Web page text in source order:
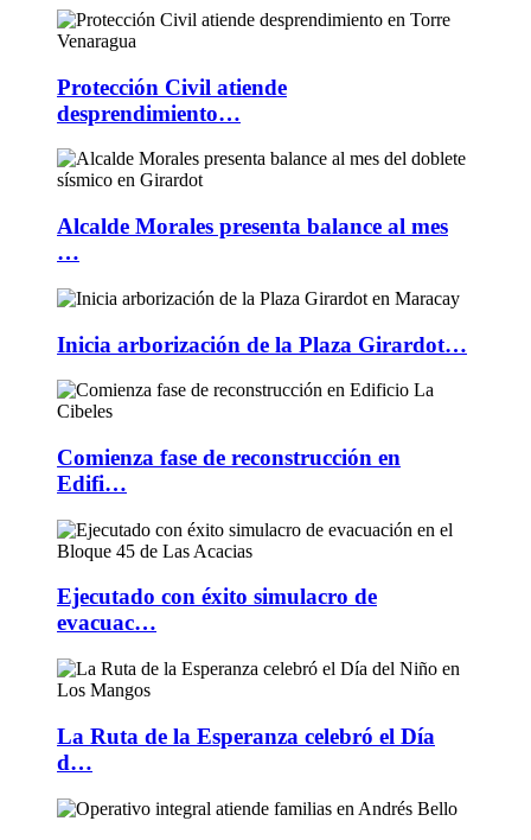
Protección Civil atiende
desprendimiento…
Alcalde Morales presenta balance al mes
…
Inicia arborización de la Plaza Girardot…
Comienza fase de reconstrucción en
Edifi…
Ejecutado con éxito simulacro de
evacuac…
La Ruta de la Esperanza celebró el Día
d…